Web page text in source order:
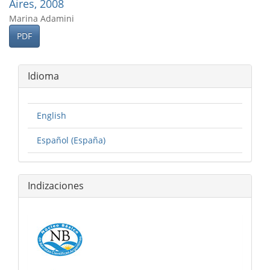
Aires, 2008
Marina Adamini
PDF
Idioma
English
Español (España)
Indizaciones